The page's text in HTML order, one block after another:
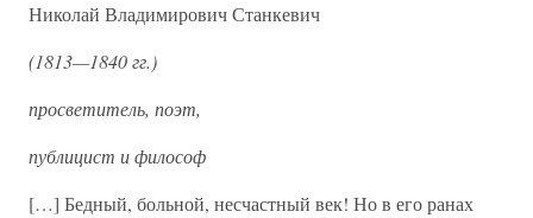
Николай Владимирович Станкевич
(1813—1840 гг.)
просветитель, поэт,
публицист и философ
[…] Бедный, больной, несчастный век! Но в его ранах